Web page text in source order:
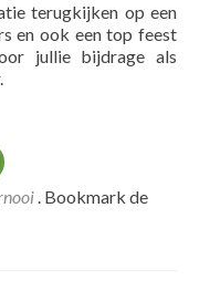
terugkijken op een
en ook een top feest
jullie bijdrage als
. Bookmark de